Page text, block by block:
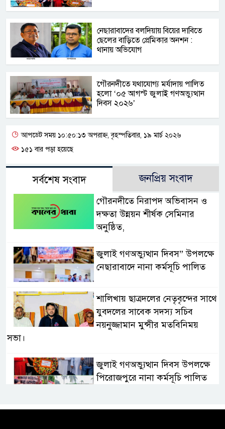
নেছারাবাদের বলদিয়ায় বিয়ের দাবিতে
ছেলের বাড়িতে প্রেমিকার অনশন :
থানায় অভিযোগ
‎গৌরনদীতে যথাযোগ্য মর্যাদায় পালিত
হলো ‘০৫ আগস্ট জুলাই গণঅভ্যুত্থান
দিবস ২০২৬’ ‎
আপডেট সময় ১০:৫০:১৩ অপরাহ্ন, বৃহস্পতিবার, ১৯ মার্চ ২০২৬
১৫১ বার পড়া হয়েছে
সর্বশেষ সংবাদ জনপ্রিয় সংবাদ
গৌরনদীতে নিরাপদ অভিবাসন ও
দক্ষতা উন্নয়ন শীর্ষক সেমিনার
অনুষ্ঠিত,
জুলাই গণঅভ্যুত্থান দিবস” উপলক্ষে
নেছারাবাদে নানা কর্মসূচি পালিত
শালিখায় ছাত্রদলের নেতৃবৃন্দের সাথে
যুবদলের সাবেক সদস্য সচিব
নয়নুজ্জামান মুন্সীর মতবিনিময়
সভা।
জুলাই গণঅভ্যুত্থান দিবস উপলক্ষে
পিরোজপুরে নানা কর্মসূচি পালিত
নেছারাবাদের বলদিয়ায় বিয়ের